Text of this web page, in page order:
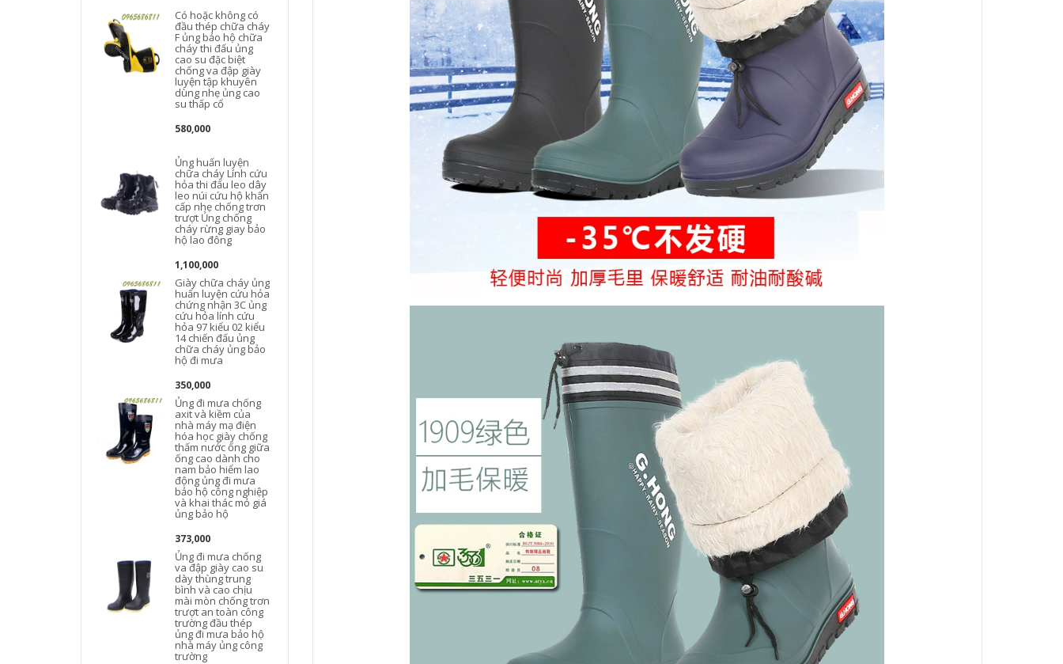
Có hoặc không có
đầu thép chữa cháy
F ủng bảo hộ chữa
cháy thi đấu ủng
cao su đặc biệt
chống va đập giày
luyện tập khuyên
dùng nhẹ ủng cao
su thấp cổ
580,000
Ủng huấn luyện
chữa cháy Lính cứu
hỏa thi đấu leo ​​dây
leo núi cứu hộ khẩn
cấp nhẹ chống trơn
trượt Ủng chống
cháy rừng giay bảo
hộ lao đông
1,100,000
Giày chữa cháy ủng
huấn luyện cứu hỏa
chứng nhận 3C ủng
cứu hỏa lính cứu
hỏa 97 kiểu 02 kiểu
14 chiến đấu ủng
chữa cháy ủng bảo
hộ đi mưa
350,000
Ủng đi mưa chống
axit và kiềm của
nhà máy mạ điện
hóa học giày chống
thấm nước ống giữa
ống cao dành cho
nam bảo hiểm lao
động ủng đi mưa
bảo hộ công nghiệp
và khai thác mỏ giá
ủng bảo hộ
373,000
Ủng đi mưa chống
va đập giày cao su
dày thùng trung
bình và cao chịu
mài mòn chống trơn
trượt an toàn công
trường đầu thép
ủng đi mưa bảo hộ
nhà máy ủng công
trường
Ủng chống hóa chất
chống axit và kiềm
Ủng bảo hộ cao ủng
nước Ủng chống
dầu chống mài mòn
chống trượt chống
ăn mòn bảo hiểm
lao động giày nước
giày đi mưa ủng đi
mưa giày ủng cao
Giày Đi Mưa Cực Tốt
Nam Câu Cá Giày Đi
Mưa Takeaway Bảo
Nông Nghiệp Giày
Trượt Ngoài Trời
Nam giày Chống
Ủng đi mưa nam
Ủng bảo hộ chống
hóa chất Lakeland
Giày chống nước
axit và kiềm Ủng
động đế chống trượt
Ủng công nghiệp
ủng mũi thép
Giày bảo hộ lao
động chống thấm
nước có ống giữa
thoáng khí cho nam
động bằng cao su
chống trượt mũi
thép chống va đập
cho người lớn Ủng
đi mưa cho công
việc bên ngoài giày
ủng cao su
680,000
cao cấp chống đâm
va chống axit chống
kiềm giày bảo hộ
lao động nhẹ giày
cao cổ giày bông
đầu bếp ủng công
trường
724,000
Giày bảo hiểm lao
động cộng với ủng
nhung mỏ dầu thợ
hàn chống tĩnh điện
chống đâm xuyên
cách nhiệt ống dài
công trường cao cấp
chịu nhiệt độ cao
ủng bảo hộ cao su
880,000
Ủng đi mưa giày
nước ngoại thương
xuất khẩu sang
Nhật Bản cao su
chịu mài mòn chống
nước giày bảo hộ
lao động giày đi